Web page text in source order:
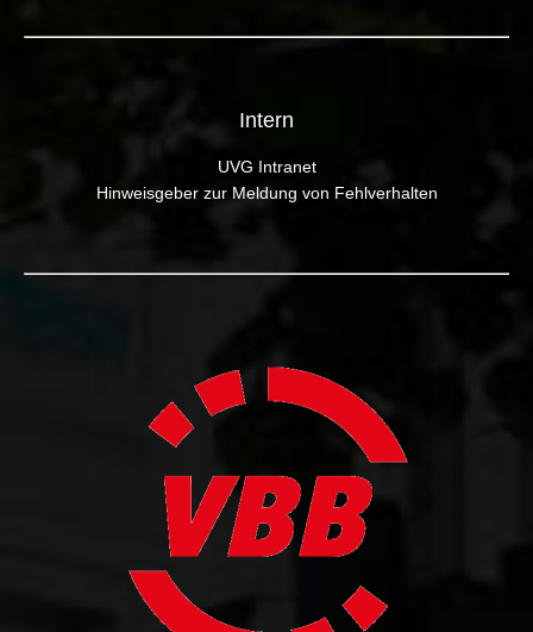
Intern
UVG Intranet
Hinweisgeber zur Meldung von Fehlverhalten